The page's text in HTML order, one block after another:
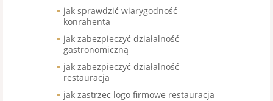
jak sprawdzić wiarygodność
konrahenta
jak zabezpieczyć działalność
gastronomiczną
jak zabezpieczyć działalność
restauracja
jak zastrzec logo firmowe restauracja